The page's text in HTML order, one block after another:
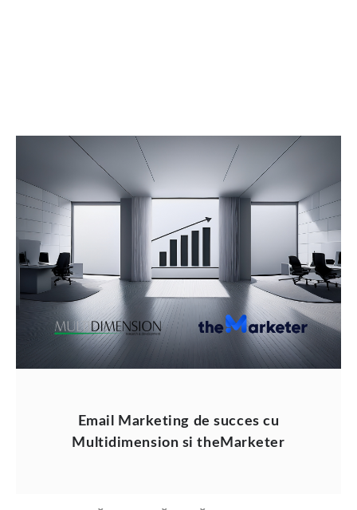
Email Marketing de succes cu
Multidimension si theMarketer